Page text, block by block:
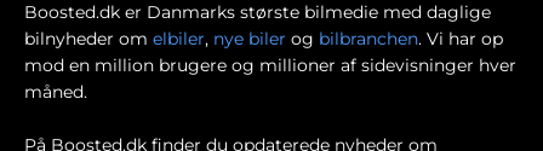
Boosted.dk er Danmarks største bilmedie med daglige
bilnyheder om elbiler, nye biler og bilbranchen. Vi har op
mod en million brugere og millioner af sidevisninger hver
måned.
På Boosted.dk finder du opdaterede nyheder om